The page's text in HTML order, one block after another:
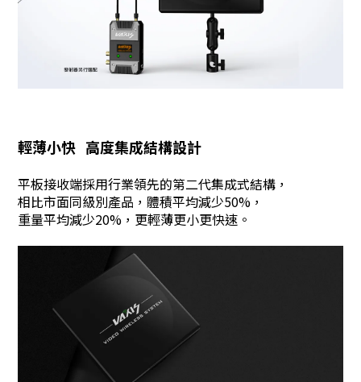
輕薄小快 高度集成結構設計
平板接收端採用行業領先的第二代集成式結構，
相比市面同級別產品，體積平均減少50%，
重量平均減少20%，更輕薄更小更快速。